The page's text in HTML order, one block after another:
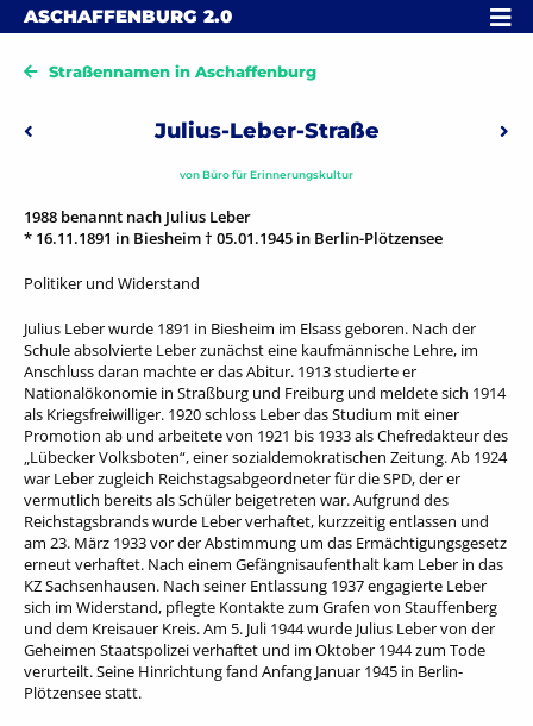
Skip to content
ASCHAFFENBURG 2.0 MENÜ
Straßennamen in Aschaffenburg
Beitragsnavigation
Vorheriger: JunckerstraßeJulius-Leber-Straße
vonBüro für Erinnerungskultur
1988 benannt nach Julius Leber
* 16.11.1891 in Biesheim † 05.01.1945 in Berlin-Plötzensee
Politiker und Widerstand
Julius Leber wurde 1891 in Biesheim im Elsass geboren. Nach der
Schule absolvierte Leber zunächst eine kaufmännische Lehre, im
Anschluss daran machte er das Abitur. 1913 studierte er
Nationalökonomie in Straßburg und Freiburg und meldete sich 1914
als Kriegsfreiwilliger. 1920 schloss Leber das Studium mit einer
Promotion ab und arbeitete von 1921 bis 1933 als Chefredakteur des
„Lübecker Volksboten“, einer sozialdemokratischen Zeitung. Ab 1924
war Leber zugleich Reichstagsabgeordneter für die SPD, der er
vermutlich bereits als Schüler beigetreten war. Aufgrund des
Reichstagsbrands wurde Leber verhaftet, kurzzeitig entlassen und
am 23. März 1933 vor der Abstimmung um das Ermächtigungsgesetz
erneut verhaftet. Nach einem Gefängnisaufenthalt kam Leber in das
KZ Sachsenhausen. Nach seiner Entlassung 1937 engagierte Leber
sich im Widerstand, pflegte Kontakte zum Grafen von Stauffenberg
und dem Kreisauer Kreis. Am 5. Juli 1944 wurde Julius Leber von der
Geheimen Staatspolizei verhaftet und im Oktober 1944 zum Tode
verurteilt. Seine Hinrichtung fand Anfang Januar 1945 in Berlin-
Plötzensee statt.